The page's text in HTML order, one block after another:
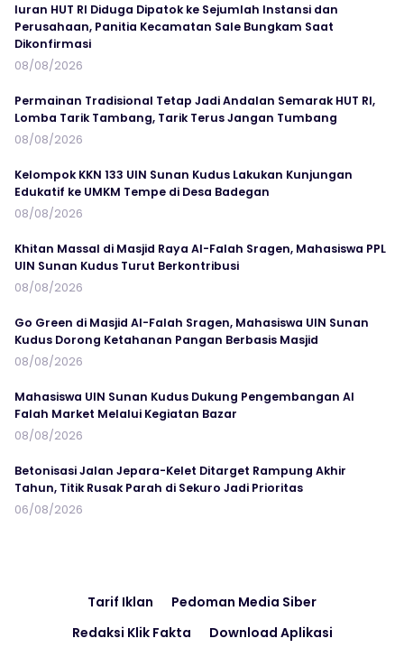
Iuran HUT RI Diduga Dipatok ke Sejumlah Instansi dan
Perusahaan, Panitia Kecamatan Sale Bungkam Saat
Dikonfirmasi
08/08/2026
Permainan Tradisional Tetap Jadi Andalan Semarak HUT RI,
Lomba Tarik Tambang, Tarik Terus Jangan Tumbang
08/08/2026
Kelompok KKN 133 UIN Sunan Kudus Lakukan Kunjungan
Edukatif ke UMKM Tempe di Desa Badegan
08/08/2026
Khitan Massal di Masjid Raya Al-Falah Sragen, Mahasiswa PPL
UIN Sunan Kudus Turut Berkontribusi
08/08/2026
Go Green di Masjid Al-Falah Sragen, Mahasiswa UIN Sunan
Kudus Dorong Ketahanan Pangan Berbasis Masjid
08/08/2026
Mahasiswa UIN Sunan Kudus Dukung Pengembangan Al
Falah Market Melalui Kegiatan Bazar
08/08/2026
Betonisasi Jalan Jepara-Kelet Ditarget Rampung Akhir
Tahun, Titik Rusak Parah di Sekuro Jadi Prioritas
06/08/2026
Tarif Iklan
Pedoman Media Siber
Redaksi Klik Fakta
Download Aplikasi